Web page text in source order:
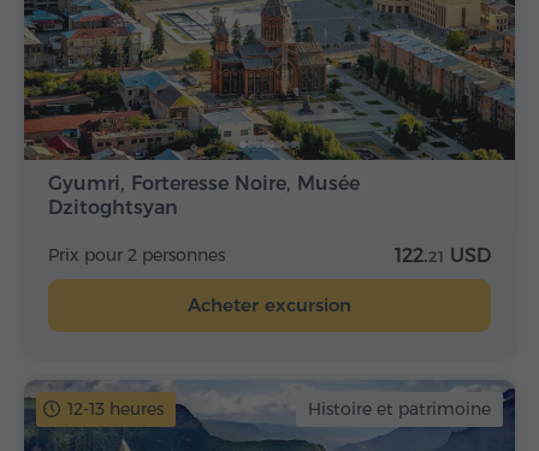
Gyumri, Forteresse Noire, Musée
Dzitoghtsyan
Prix pour 2 personnes 122.21 USD
Acheter excursion
12-13 heures Histoire et patrimoine